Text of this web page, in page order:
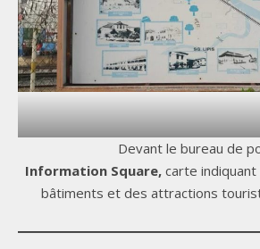
Devant le bureau de
Information Square,carte indiquant
bâtiments et des attractions